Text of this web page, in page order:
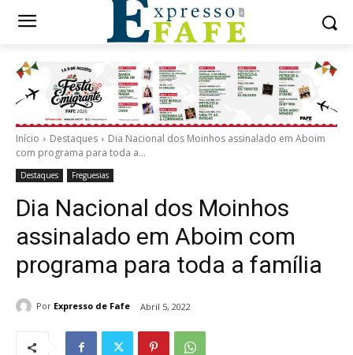
Início Destaques
Dia Nacional dos Moinhos assinalado em Aboim
com programa para toda a...
Destaques Freguesias
Dia Nacional dos Moinhos
assinalado em Aboim com
programa para toda a família
Por Expresso de Fafe Abril 5, 2022